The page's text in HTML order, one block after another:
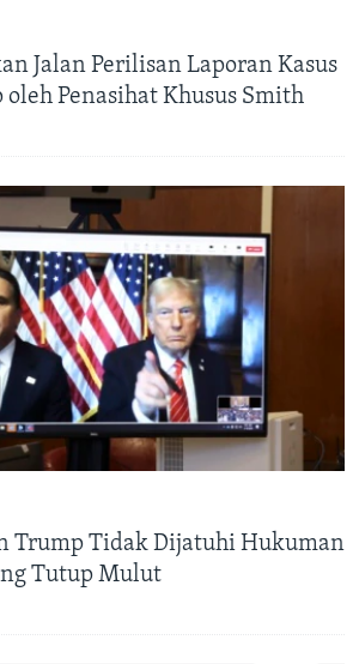
Jalan Perilisan Laporan Kasus
oleh Penasihat Khusus Smith
Trump Tidak Dijatuhi Hukuman
Tutup Mulut